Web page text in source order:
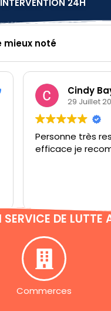
INTERVENTION 24H
mieux noté
29
Très
la marche à
SERVICE DE
Commerces